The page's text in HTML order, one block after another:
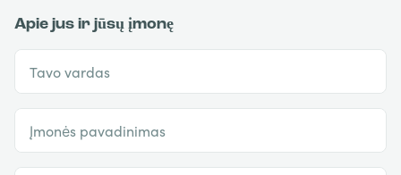
Apie jus ir jūsų įmonę
Tavo vardas
Įmonės pavadinimas